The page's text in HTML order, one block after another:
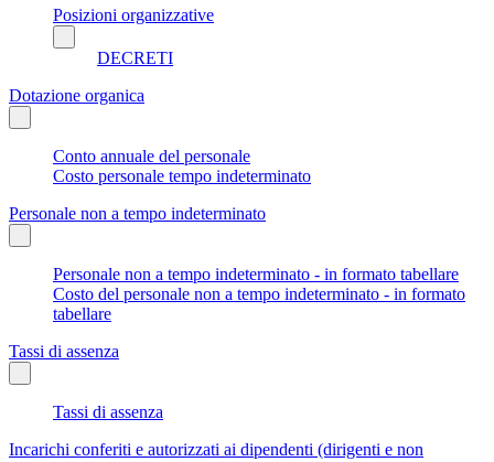
Posizioni organizzative
DECRETI
Dotazione organica
Conto annuale del personale
Costo personale tempo indeterminato
Personale non a tempo indeterminato
Personale non a tempo indeterminato - in formato tabellare
Costo del personale non a tempo indeterminato - in formato
tabellare
Tassi di assenza
Tassi di assenza
Incarichi conferiti e autorizzati ai dipendenti (dirigenti e non